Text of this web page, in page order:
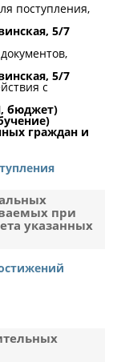
бассейна
и
поступления,
5/7
5/7
с
бюджет)
граждан и
при
указанных